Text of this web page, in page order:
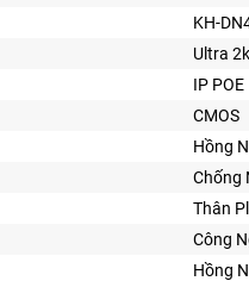
KH-
Ultra
IP POE
CMOS
Hồng
Chống
Thân
Công
Hồng